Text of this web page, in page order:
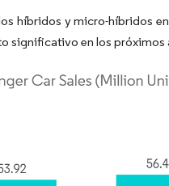
híbridos y micro-híbridos
significativo en los próximos